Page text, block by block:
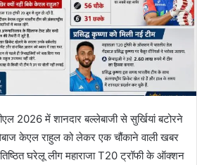
2026 में शानदार बल्लेबाजी से सुर्खियां बटोरने
केएल राहुल को लेकर एक चौंकाने वाली खबर
घरेलू लीग महाराजा T20 ट्रॉफी के ऑक्शन